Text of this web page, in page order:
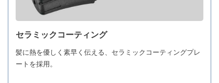
セラミックコーティング
髪に熱を優しく素早く伝える、セラミックコーティングプレ
ートを採用。